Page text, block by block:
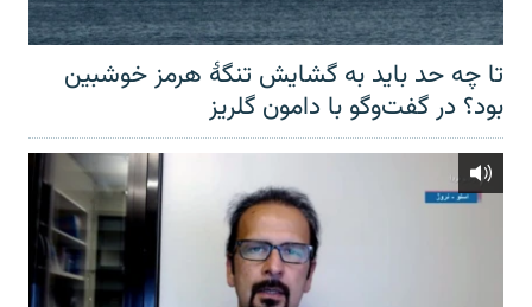
تا چه حد باید به گشایش تنگهٔ هرمز خوشبین
بود؟ در گفت‌وگو با دامون گلریز